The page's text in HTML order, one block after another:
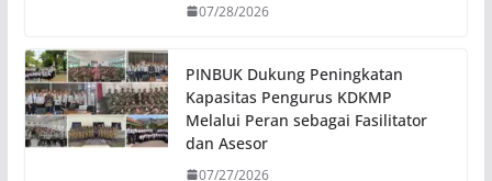
07/28/2026
PINBUK Dukung Peningkatan
Kapasitas Pengurus KDKMP
Melalui Peran sebagai Fasilitator
dan Asesor
07/27/2026